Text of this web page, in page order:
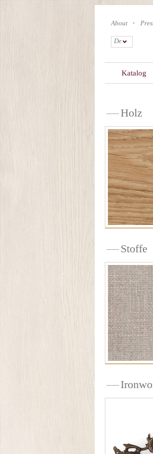
About
De
Katalog
Holz
Stoffe